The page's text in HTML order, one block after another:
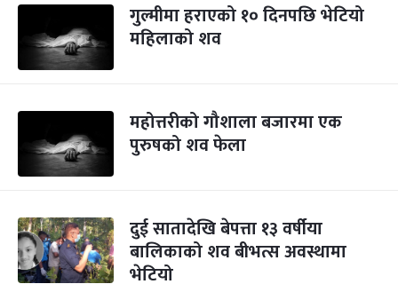
गुल्मीमा हराएको १० दिनपछि भेटियो
महिलाको शव
महोत्तरीको गौशाला बजारमा एक
पुरुषको शव फेला
दुई सातादेखि बेपत्ता १३ वर्षीया
बालिकाको शव बीभत्स अवस्थामा
भेटियो